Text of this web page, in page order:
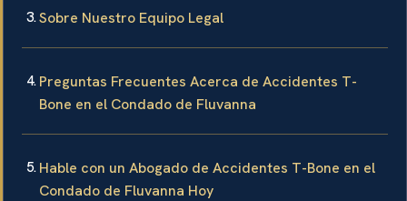
Sobre Nuestro Equipo Legal
Preguntas Frecuentes Acerca de Accidentes T-
Bone en el Condado de Fluvanna
Hable con un Abogado de Accidentes T-Bone en el
Condado de Fluvanna Hoy